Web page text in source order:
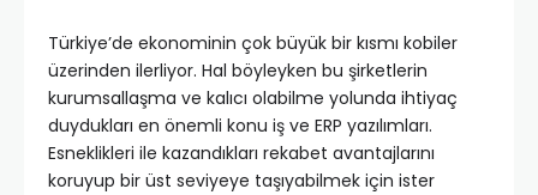
Türkiye’de ekonominin çok büyük bir kısmı kobiler
üzerinden ilerliyor. Hal böyleyken bu şirketlerin
kurumsallaşma ve kalıcı olabilme yolunda ihtiyaç
duydukları en önemli konu iş ve ERP yazılımları.
Esneklikleri ile kazandıkları rekabet avantajlarını
koruyup bir üst seviyeye taşıyabilmek için ister